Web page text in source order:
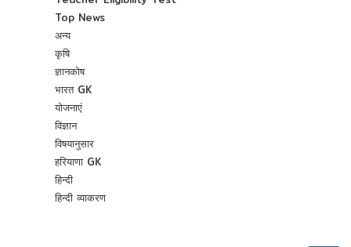
Top News
अन्य
कृषि
ज्ञानकोष
भारत GK
योजनाएं
विज्ञान
विषयानुसार
हरियाणा GK
हिन्दी
हिन्दी व्याकरण